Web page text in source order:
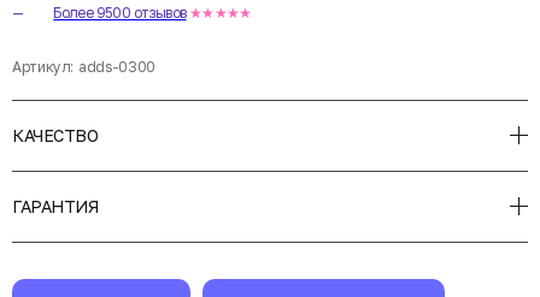
Более 9500 отзывов ★★★★★
Артикул: adds-0300
КАЧЕСТВО
ГАРАНТИЯ